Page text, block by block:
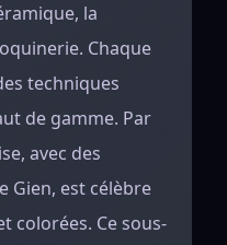
la
Chaque
techniques
de gamme. Par
avec des
Gien, est célèbre
colorées. Ce sous-